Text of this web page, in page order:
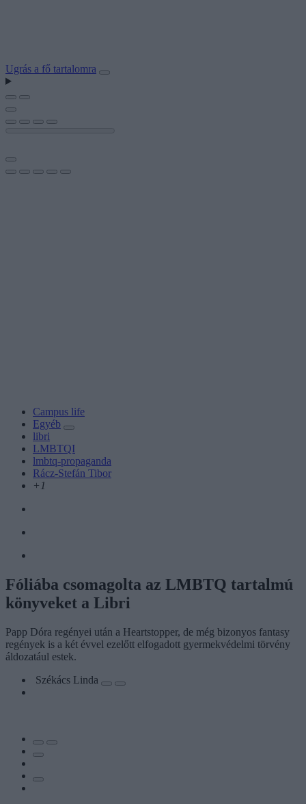
Ugrás a fő tartalomra
Campus life
Egyéb
libri
LMBTQI
lmbtq-propaganda
Rácz-Stefán Tibor
+1
Fóliába csomagolta az LMBTQ tartalmú
könyveket a Libri
Papp Dóra regényei után a Heartstopper, de még bizonyos fantasy
regények is a két évvel ezelőtt elfogadott gyermekvédelmi törvény
áldozatául estek.
Székács Linda